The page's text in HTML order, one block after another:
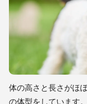
体の高さと長さがほ
の体型をしています